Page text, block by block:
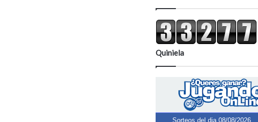
Quiniela